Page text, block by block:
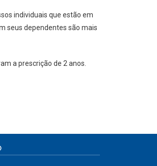
individuais que estão em
seus dependentes são mais
a prescrição de 2 anos.